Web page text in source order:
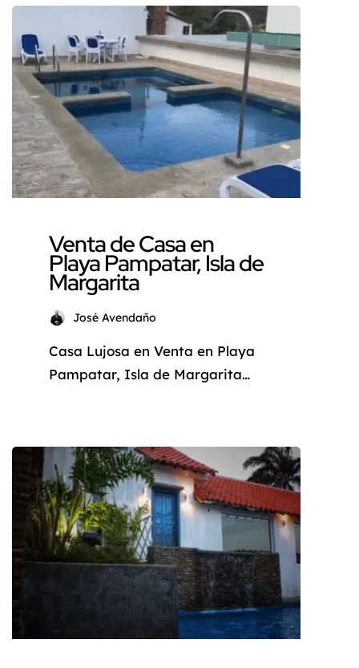
historia, es un destino ideal
para aquellos que buscan un
hogar en el paraíso. Hoy te
presentamos una oportunidad
excepcional: una casa en venta
en Playa Guacuco, una de las
zonas […]
Venta de Casa en
Playa Pampatar, Isla de
Margarita
José Avendaño
Casa Lujosa en Venta en Playa
Pampatar, Isla de Margarita
de Margarita La Isla de
Margarita, ubicada en el Caribe
venezolano, es un destino
soñado por muchos. Con sus
playas paradisíacas, su
vibrante vida nocturna y su rica
historia, es el lugar perfecto
para establecer tu […]